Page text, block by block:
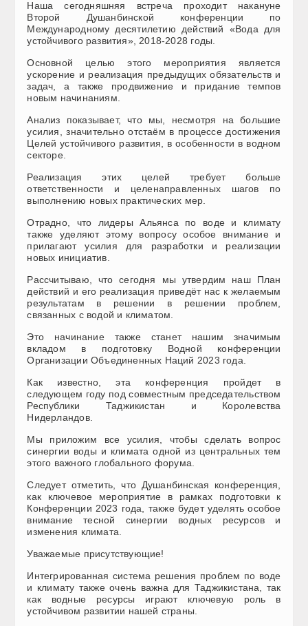
Наша сегодняшняя встреча проходит накануне
Второй Душанбинской конференции по
Международному десятилетию действий «Вода для
устойчивого развития», 2018-2028 годы.
Основной целью этого мероприятия является
ускорение и реализация предыдущих обязательств и
задач, а также продвижение и придание темпов
новым начинаниям.
Анализ показывает, что мы, несмотря на большие
усилия, значительно отстаём в процессе достижения
Целей устойчивого развития, в особенности в водном
секторе.
Реализация этих целей требует больше
ответственности и целенаправленных шагов по
выполнению новых практических мер.
Отрадно, что лидеры Альянса по воде и климату
также уделяют этому вопросу особое внимание и
прилагают усилия для разработки и реализации
новых инициатив.
Рассчитываю, что сегодня мы утвердим наш План
действий и его реализация приведёт нас к желаемым
результатам в решении в решении проблем,
связанных с водой и климатом.
Это начинание также станет нашим значимым
вкладом в подготовку Водной конференции
Организации Объединенных Наций 2023 года.
Как известно, эта конференция пройдет в
следующем году под совместным председательством
Республики Таджикистан и Королевства
Нидерландов.
Мы приложим все усилия, чтобы сделать вопрос
синергии воды и климата одной из центральных тем
этого важного глобального форума.
Следует отметить, что Душанбинская конференция,
как ключевое мероприятие в рамках подготовки к
Конференции 2023 года, также будет уделять особое
внимание тесной синергии водных ресурсов и
изменения климата.
Уважаемые присутствующие!
Интегрированная система решения проблем по воде
и климату также очень важна для Таджикистана, так
как водные ресурсы играют ключевую роль в
устойчивом развитии нашей страны.